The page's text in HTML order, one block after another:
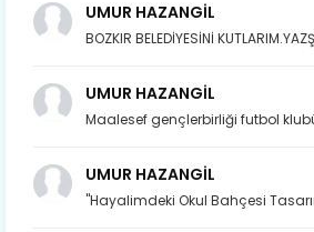
UMUR HAZANGİL
BOZKIR BELEDİYESİNİ
UMUR HAZANGİL
Maalesef gençlerbirliği futbol
UMUR HAZANGİL
"Hayalimdeki Okul Bahçesi